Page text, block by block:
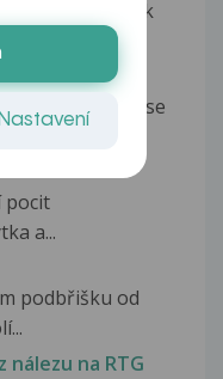
reakci spojivek
před týdnem se
pocit
a...
podbřišku od
na RTG
Nastavení